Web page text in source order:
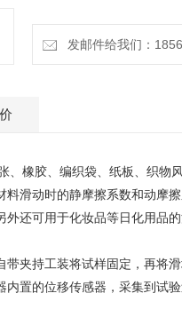
发邮件给我们：
、橡胶、编织袋、纸板、织物
滑动时的静摩擦系数和动摩
还可用于化妆品等日化用品的
夹持工装将试样固定，再将
置的位移传感器，采集到试